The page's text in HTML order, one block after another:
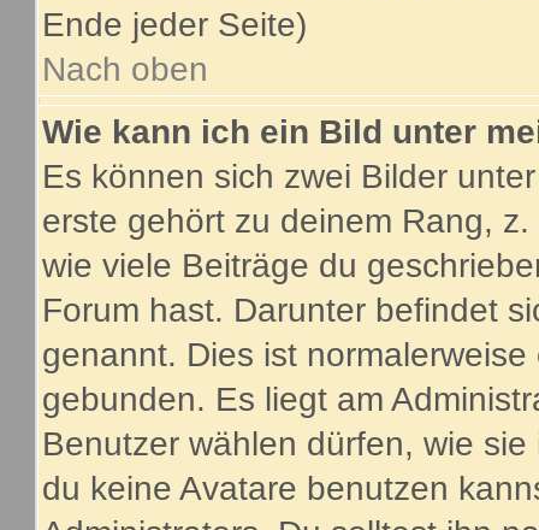
Ende jeder Seite)
Nach oben
Wie kann ich ein Bild unter
Es können sich zwei Bilder
erste gehört zu deinem Rang,
wie viele Beiträge du
Forum hast. Darunter befindet
genannt. Dies ist
gebunden. Es liegt am
Benutzer wählen dürfen, wie
du keine Avatare benutzen